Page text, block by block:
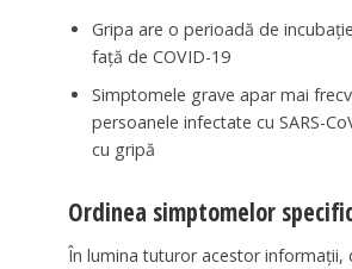
Gripa are o perioadă de
față de COVID-19
Simptomele grave apar mai
persoanele infectate cu SARS-
cu gripă
Ordinea simptomelor
În lumina tuturor acestor informații,